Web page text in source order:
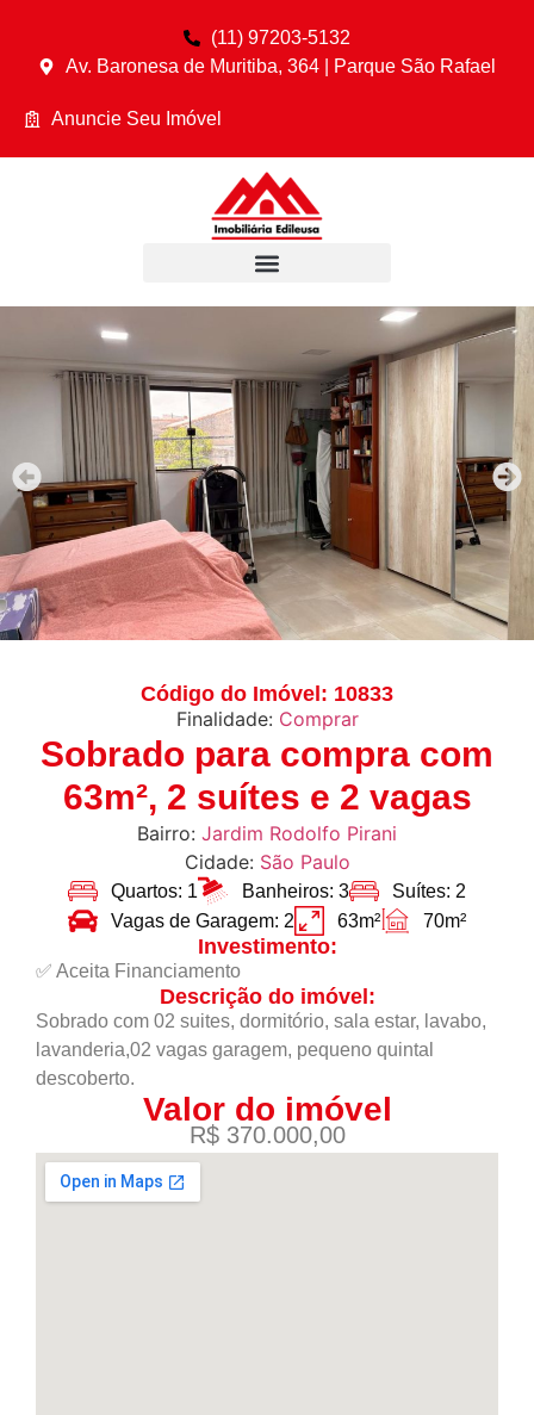
(11) 97203-5132
Av. Baronesa de Muritiba, 364 | Parque São Rafael
Anuncie Seu Imóvel
Código do Imóvel: 10833
Finalidade: Comprar
Sobrado para compra com
63m², 2 suítes e 2 vagas
Bairro: Jardim Rodolfo Pirani
Cidade: São Paulo
Quartos: 1 Banheiros: 3
Suítes: 2
Vagas de Garagem: 2
63m² 70m²
Investimento:
✅ Aceita Financiamento
Descrição do imóvel:
Sobrado com 02 suites, dormitório, sala estar, lavabo,
lavanderia,02 vagas garagem, pequeno quintal
descoberto.
Valor do imóvel
R$ 370.000,00